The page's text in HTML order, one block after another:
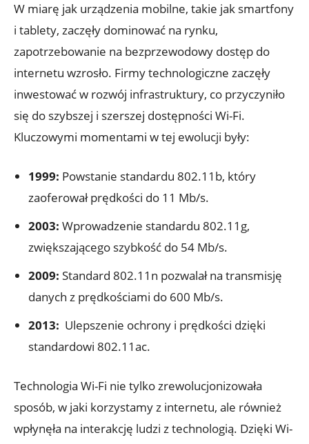
W ⁢miarę jak ⁤urządzenia mobilne, takie jak smartfony⁢
i tablety, zaczęły dominować na rynku,
⁢zapotrzebowanie na bezprzewodowy dostęp do
internetu⁣ wzrosło.⁣ Firmy‌ technologiczne‍ zaczęły
inwestować w rozwój infrastruktury,‌ co przyczyniło
się ‍do szybszej‍ i‌ szerszej dostępności ⁣Wi-Fi.​
Kluczowymi ‌momentami w tej ‌ewolucji ‍były:
1999: Powstanie standardu 802.11b, który
zaoferował prędkości do⁣ 11 Mb/s.
2003: Wprowadzenie standardu 802.11g,
zwiększającego ​szybkość do ⁣54 Mb/s.
2009: ‌Standard 802.11n pozwalał na transmisję
danych z prędkościami do 600 Mb/s.
2013: ‍ Ulepszenie​ ochrony i prędkości dzięki
standardowi 802.11ac.
Technologia Wi-Fi nie⁤ tylko ‍zrewolucjonizowała
sposób, w ⁣jaki korzystamy z internetu, ale również
wpłynęła⁤ na interakcję ludzi z technologią.‌ Dzięki Wi-